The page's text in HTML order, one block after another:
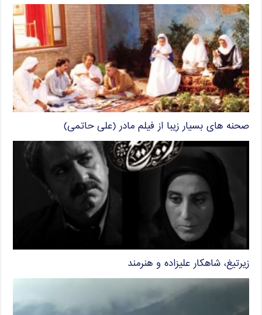
صحنه های بسیار زیبا از فیلم مادر (علی حاتمی)
زیرتیغ، شاهکار علیزاده و هنرمند